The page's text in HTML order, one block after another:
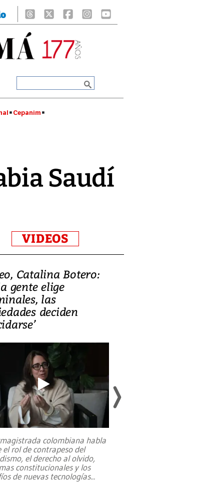
Cepanim
Saudí
VIDEOS
Catalina Botero:
gente elige
las
deciden
colombiana habla
el rol de contrapeso del
el derecho al olvido,
constitucionales y los
de nuevas tecnologías...